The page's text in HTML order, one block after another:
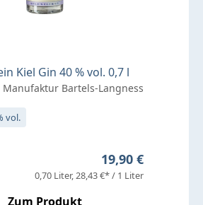
Kiel Gin 40 % vol. 0,7 l
Bartels-Langness
vol.
Regulärer Preis:
19,90 €
0,70 Liter 28,43 €* / 1 Liter
Zum Produkt